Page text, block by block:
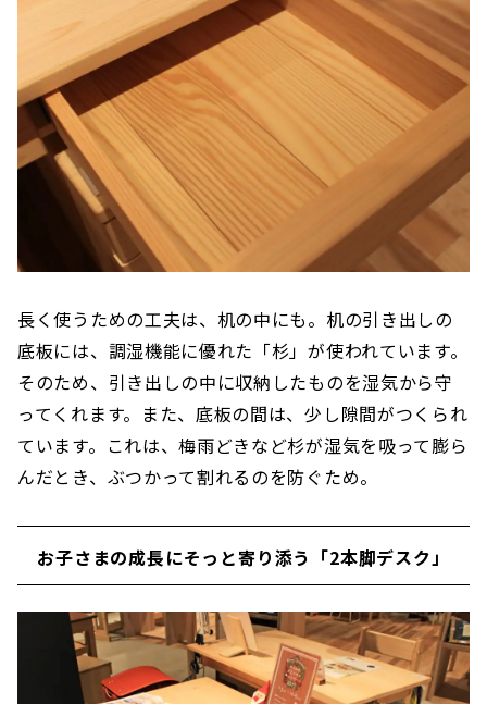
長く使うための工夫は、机の中にも。机の引き出しの
底板には、調湿機能に優れた「杉」が使われています。
そのため、引き出しの中に収納したものを湿気から守
ってくれます。また、底板の間は、少し隙間がつくられ
ています。これは、梅雨どきなど杉が湿気を吸って膨ら
んだとき、ぶつかって割れるのを防ぐため。
お子さまの成長にそっと寄り添う「2本脚デスク」